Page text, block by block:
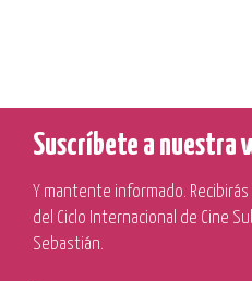
Suscríbete a nuestra
Y mantente informado.
del Ciclo Internacional de Cine
Sebastián.